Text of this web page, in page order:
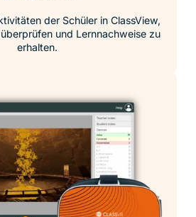
der Schüler in ClassView,
und Lernnachweise zu
erhalten.